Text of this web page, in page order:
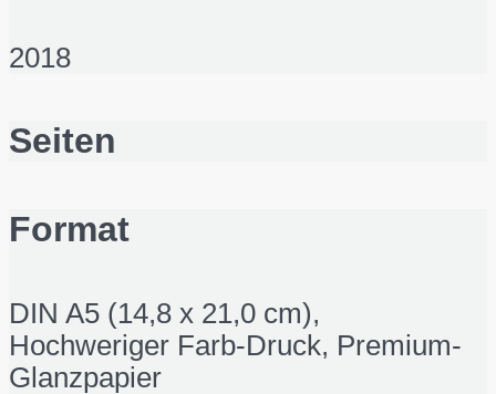
2018
Seiten
Format
DIN A5 (14,8 x 21,0 cm),
Hochweriger Farb-Druck, Premium-
Glanzpapier